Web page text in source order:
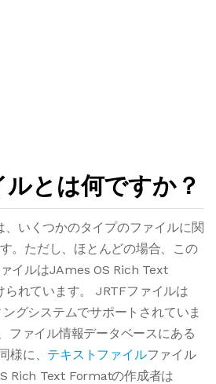
とは何ですか？
いくつかのタイプのファイルに関
。ただし、ほとんどの場合、この
イルはJAmes OS Rich Text
れています。 JRTFファイルは
グシステムでサポートされていま
ファイル情報データベースにある
様に、 テキストファイルファイル
Rich Text Formatの作成者は